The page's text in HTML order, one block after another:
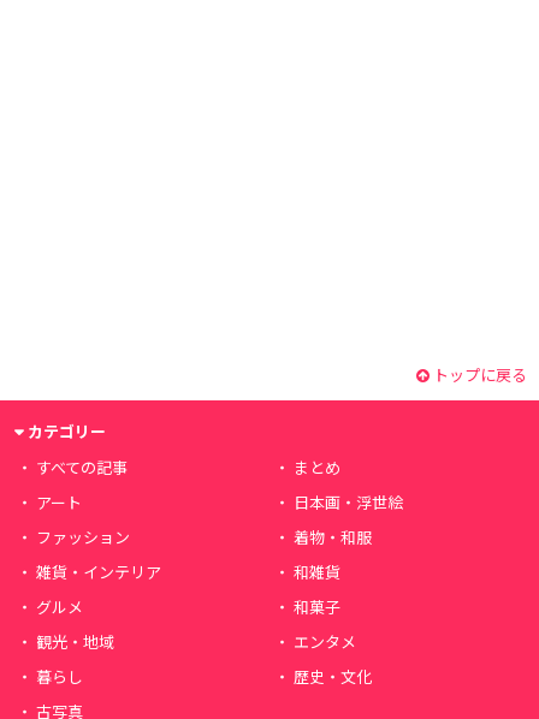
トップに戻る
カテゴリー
すべての記事
まとめ
アート
日本画・浮世絵
ファッション
着物・和服
雑貨・インテリア
和雑貨
グルメ
和菓子
観光・地域
エンタメ
暮らし
歴史・文化
古写真